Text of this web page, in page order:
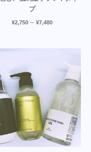
プ
¥2,750 – ¥7,480